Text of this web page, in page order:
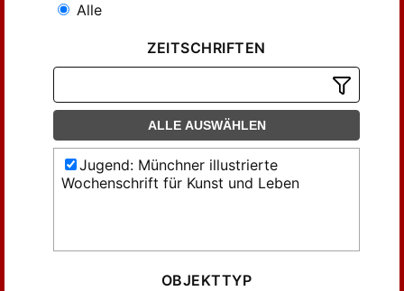
Alle
ZEITSCHRIFTEN
ALLE AUSWÄHLEN
Jugend: Münchner illustrierte
Wochenschrift für Kunst und Leben
OBJEKTTYP